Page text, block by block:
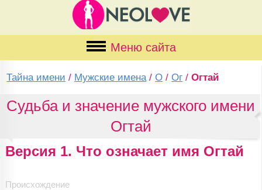
Меню сайта
Тайна имени / Мужские имена /О /Ог /Огтай
Судьба и значение мужского имени
Огтай
Версия 1. Что означает имя Огтай
Происхождение